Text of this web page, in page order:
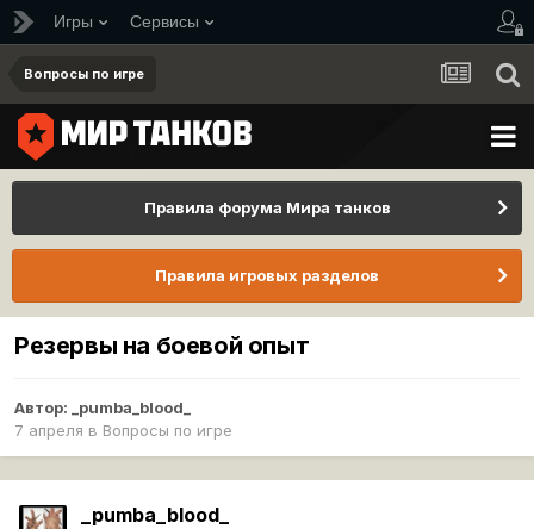
Игры Сервисы
Вопросы по игре
Правила форума Мира танков
Правила игровых разделов
Резервы на боевой опыт
Автор:
_pumba_blood_
7 апреля в Вопросы по игре
_pumba_blood_